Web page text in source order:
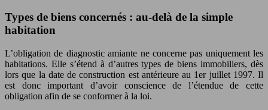
Types de biens concernés : au-delà de la simple
habitation
L’obligation de diagnostic amiante ne concerne pas uniquement les
habitations. Elle s’étend à d’autres types de biens immobiliers, dès
lors que la date de construction est antérieure au 1er juillet 1997. Il
est donc important d’avoir conscience de l’étendue de cette
obligation afin de se conformer à la loi.